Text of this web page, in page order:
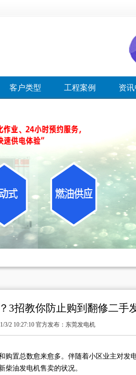
客户类型 工程案例 资
3招教你防止购到翻修二手
3/2 10:27:10 官方发布：东莞发电机
置总数愈来愈多。伴随着小区业主对发
油发电机售卖的状况。